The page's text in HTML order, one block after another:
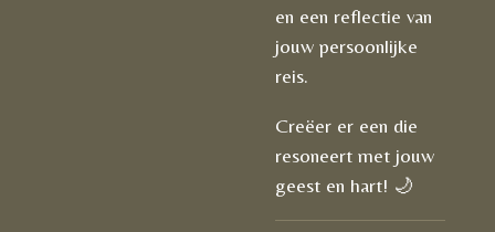
en een reflectie van
jouw persoonlijke
reis.
Creëer er een die
resoneert met jouw
geest en hart! 🌙